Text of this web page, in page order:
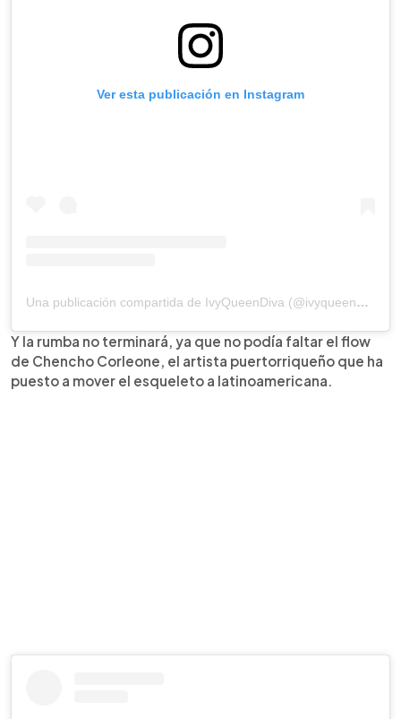
Ver esta publicación en Instagram
Una publicación compartida de IvyQueenDiva (@ivyqueendiva)
Y la rumba no terminará, ya que no podía faltar el flow
de Chencho Corleone, el artista puertorriqueño que ha
puesto a mover el esqueleto a latinoamericana.